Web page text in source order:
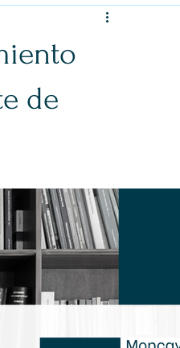
de